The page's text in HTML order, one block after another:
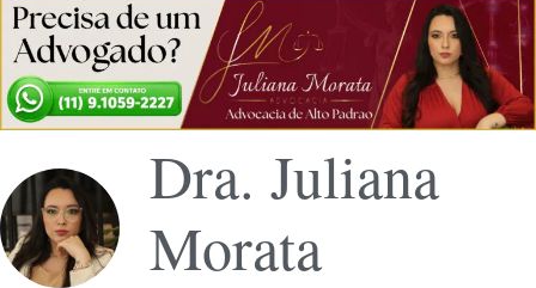
Dra. Juliana
Morata